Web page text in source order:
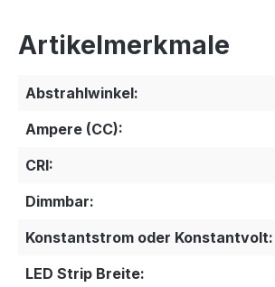
Artikelmerkmale
Abstrahlwinkel:
Ampere (CC):
CRI:
Dimmbar:
Konstantstrom oder Konstantvolt:
LED Strip Breite: